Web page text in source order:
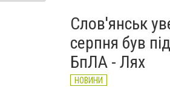
Слов'янськ
серпня був
БпЛА - Лях
НОВИНИ